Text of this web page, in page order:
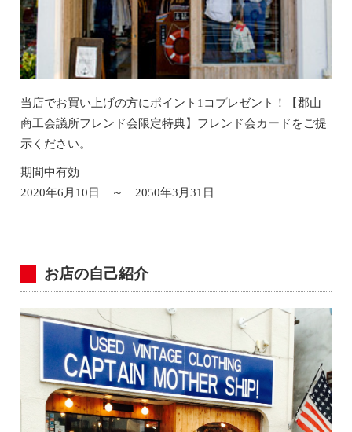
当店でお買い上げの方にポイント1コプレゼント！【郡山
商工会議所フレンド会限定特典】フレンド会カードをご提
示ください。
期間中有効
2020年6月10日 ～ 2050年3月31日
お店の自己紹介